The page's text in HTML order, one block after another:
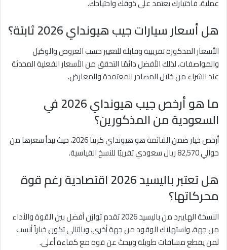
عملية، فاختيارك يعتمد على ذوقك واحتياجك.
هل أسعار سيارات جيب هيونداي 2026 ثابتة؟
الأسعار المذكورة تقريبية وقابلة للتغيير حسب العروض والوكيل
والمواصفات، لذلك الأفضل دائمًا التحقق من الأسعار الفعلية المحدثة
عند الشراء من خلال المصادر المعتمدة والمعارض.
ما هو أرخص جيب هيونداي 2026 في
السعودية من المذكورين؟
أرخص خيار ضمن القائمة هو هيونداي كريتا 2026، حيث يبدأ سعرها من
حوالي 82,570 ريال سعودي تقريبًا للنسخ القياسية.
هل تعتبر باليسيد 2026 اقتصادية رغم قوة
محركاتها؟
النسخة الهايبرد من باليسيد 2026 تقدم توازن أفضل بين القوة والأداء
من جهة، واستهلاك الوقود من جهة أخرى، وبالتالي تكون خياراً أنسب
لمن يقطع مسافات طويلة ويبحث عن قوة مع كفاءة أعلى.